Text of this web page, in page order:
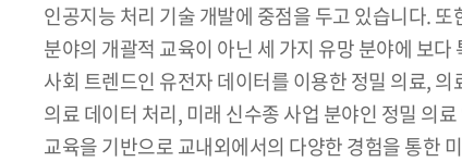
인공지능 처리 기술 개발에 중점을 두고 있습니다.
분야의 개괄적 교육이 아닌 세 가지 유망 분야에 보
사회 트렌드인 유전자 데이터를 이용한 정밀 의료,
의료 데이터 처리, 미래 신수종 사업 분야인 정밀 의
교육을 기반으로 교내외에서의 다양한 경험을 통한